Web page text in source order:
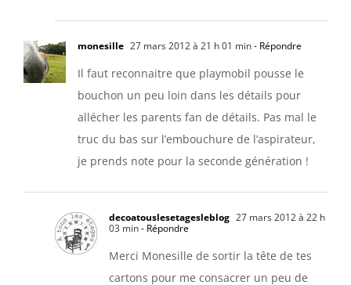
monesille 27 mars 2012 à 21 h 01 min- Répondre
Il faut reconnaitre que playmobil pousse le
bouchon un peu loin dans les détails pour
allécher les parents fan de détails. Pas mal le
truc du bas sur l’embouchure de l’aspirateur,
je prends note pour la seconde génération !
decoatouslesetagesleblog 27 mars 2012 à 22 h
03 min- Répondre
Merci Monesille de sortir la tête de tes
cartons pour me consacrer un peu de